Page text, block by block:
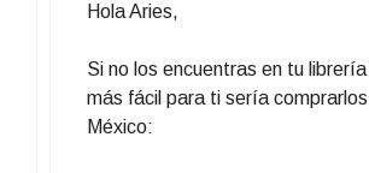
Hola Aries,
Si no los encuentras en tu
más fácil para ti sería
México: